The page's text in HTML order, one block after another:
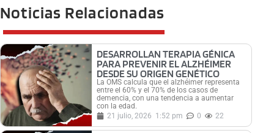
Noticias Relacionadas
DESARROLLAN TERAPIA GÉNICA
PARA PREVENIR EL ALZHÉIMER
DESDE SU ORIGEN GENÉTICO
La OMS calcula que el alzhéimer representa
entre el 60% y el 70% de los casos de
demencia, con una tendencia a aumentar
con la edad.
21 julio, 2026 1:52 pm 0 22